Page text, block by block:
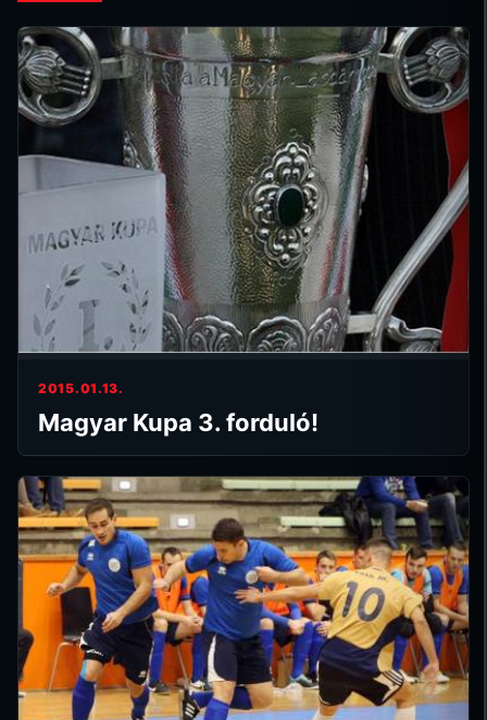
2015.01.13.
Magyar Kupa 3. forduló!